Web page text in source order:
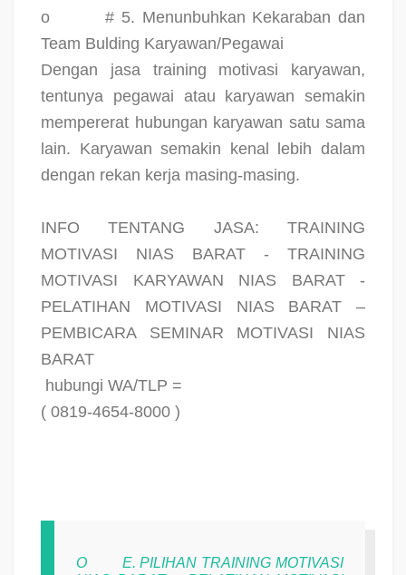
o
# 5. Menunbuhkan Kekaraban dan
Team Bulding Karyawan/Pegawai
Dengan jasa training motivasi karyawan,
tentunya pegawai atau karyawan semakin
mempererat hubungan karyawan satu sama
lain. Karyawan semakin kenal lebih dalam
dengan rekan kerja masing-masing.
INFO TENTANG JASA: TRAINING
MOTIVASI NIAS BARAT - TRAINING
MOTIVASI KARYAWAN NIAS BARAT -
PELATIHAN MOTIVASI NIAS BARAT –
PEMBICARA SEMINAR MOTIVASI NIAS
BARAT
hubungi WA/TLP =
( 0819-4654-8000 )
O
E. PILIHAN TRAINING MOTIVASI